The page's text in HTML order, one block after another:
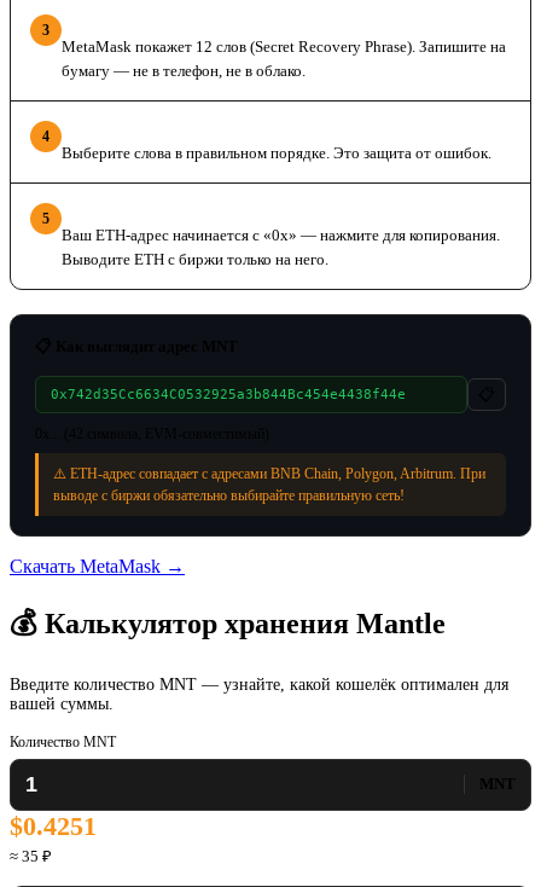
3
MetaMask покажет 12 слов (Secret Recovery Phrase). Запишите на
бумагу — не в телефон, не в облако.
4
Выберите слова в правильном порядке. Это защита от ошибок.
5
Ваш ETH-адрес начинается с «0x» — нажмите для копирования.
Выводите ETH с биржи только на него.
0x742d35Cc6634C0532925a3b844Bc454e4438f44e
⚠️ ETH-адрес совпадает с адресами BNB Chain, Polygon, Arbitrum. При
выводе с биржи обязательно выбирайте правильную сеть!
Скачать MetaMask →
💰 Калькулятор хранения Mantle
Введите количество MNT — узнайте, какой кошелёк оптимален для
вашей суммы.
Количество MNT
MNT
$0.4251
≈ 35 ₽